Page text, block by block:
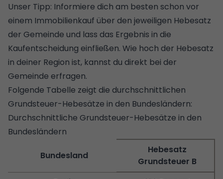
Unser Tipp: Informiere dich am besten schon vor
einem Immobilienkauf über den jeweiligen Hebesatz
der Gemeinde und lass das Ergebnis in die
Kaufentscheidung einfließen. Wie hoch der Hebesatz
in deiner Region ist, kannst du direkt bei der
Gemeinde erfragen.
Folgende Tabelle zeigt die durchschnittlichen
Grundsteuer-Hebesätze in den Bundesländern:
Durchschnittliche Grundsteuer-Hebesätze in den
Bundesländern
Bundesland
Hebesatz
Grundsteuer B